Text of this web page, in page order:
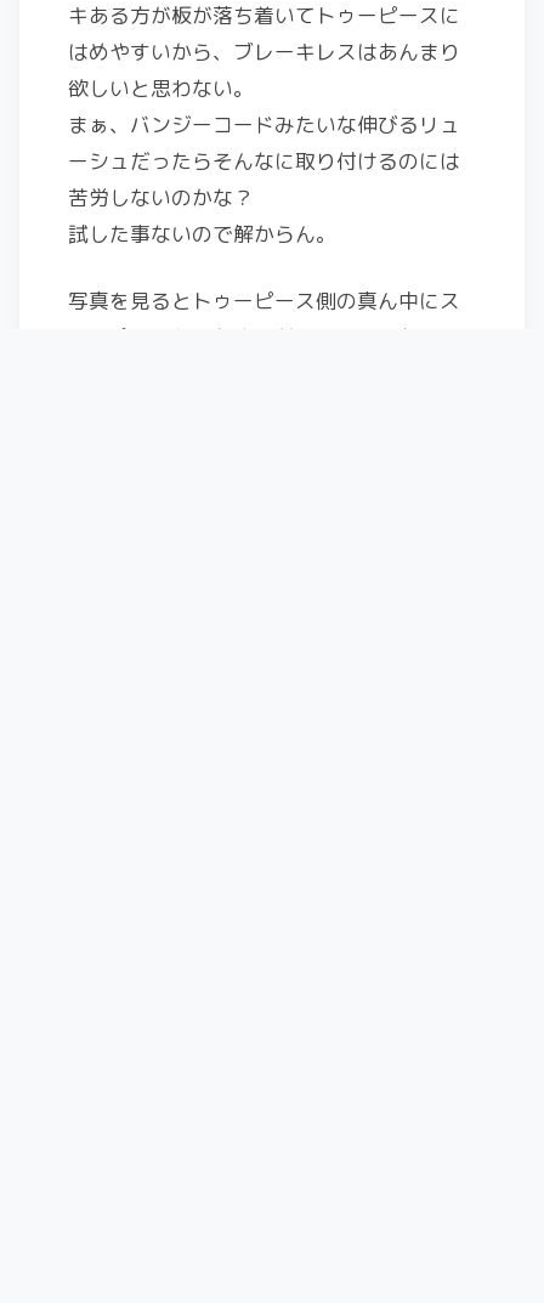
キある方が板が落ち着いてトゥーピースに
はめやすいから、ブレーキレスはあんまり
欲しいと思わない。
まぁ、バンジーコードみたいな伸びるリュ
ーシュだったらそんなに取り付けるのには
苦労しないのかな？
試した事ないので解からん。
写真を見るとトゥーピース側の真ん中にス
トッパーみたいなやつが見えるような？